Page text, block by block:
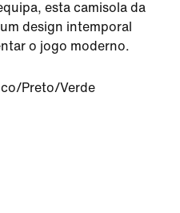
esta camisola da
design intemporal
o jogo moderno.
Preto/Verde